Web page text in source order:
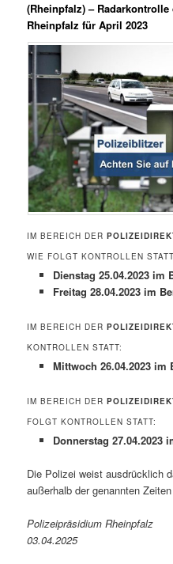
(Rheinpfalz) –
Rheinpfalz für April 2023
IM BEREICH DER
WIE FOLGT KONTROLLEN
Dienstag 25.04.2023 im
Freitag 28.04.2023 im
IM BEREICH DER
KONTROLLEN STATT:
Mittwoch 26.04.2023 im
IM BEREICH DER
FOLGT KONTROLLEN STATT:
Donnerstag 27.04.2023
Die Polizei weist ausdrücklich
außerhalb der genannten
Polizeipräsidium Rheinpfalz
03.04.2025